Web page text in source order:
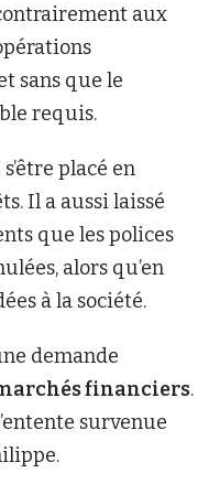
aux
sans que le
requis.
placé en
Il a aussi laissé
que les polices
alors qu’en
à la société.
demande
financiers.
survenue